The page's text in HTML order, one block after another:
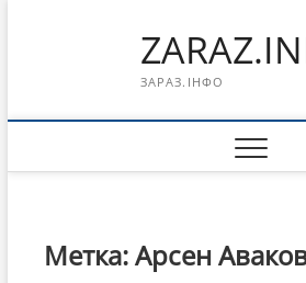
ЗАРАЗ.ІНФО
Метка:Арсен